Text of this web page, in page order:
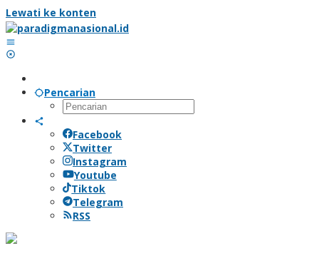
Lewati ke konten
Pencarian
Facebook
Twitter
Instagram
Youtube
Tiktok
Telegram
RSS